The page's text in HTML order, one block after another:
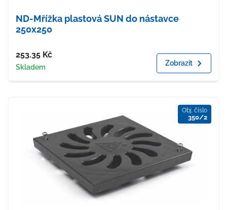
ND-Mřížka plastová SUN do nástavce
250x250
Cena
253.35 Kč
Dostupnost
Skladem Zobrazit
Obj. číslo
350/2